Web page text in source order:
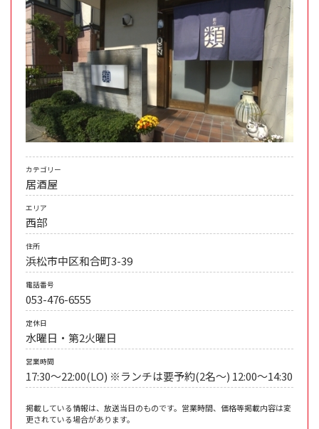
カテゴリー
居酒屋
エリア
西部
住所
浜松市中区和合町3-39
電話番号
053-476-6555
定休日
水曜日・第2火曜日
営業時間
17:30～22:00(LO) ※ランチは要予約(2名～) 12:00～14:30
掲載している情報は、放送当日のものです。営業時間、価格等掲載内容は変
更されている場合があります。